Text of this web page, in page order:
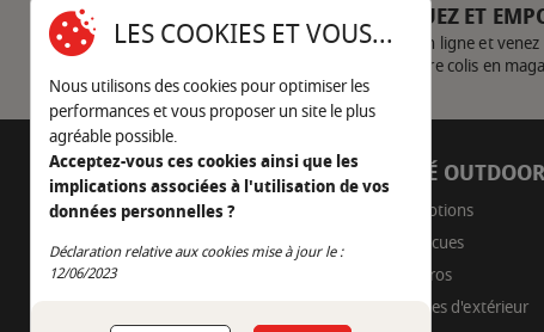
SERVICE CLIENT
Nous contacter
CLIQUEZ ET
Achetez en ligne et
votre colis en
AUTOUR DU FEU
05 45 22 98 09
Nous envoyer un e-mail
CÔTÉ OUTDOOR
Promotions
Barbecues
Braseros
Cuisines d'extérieur
LES COOKIES ET VOUS...
Nous utilisons des cookies pour optimiser les
performances et vous proposer un site le plus
agréable possible.
Acceptez-vous ces cookies ainsi que les
implications associées à l'utilisation de vos
données personnelles ?
Déclaration relative aux cookies mise à jour le :
12/06/2023